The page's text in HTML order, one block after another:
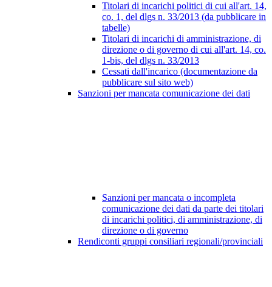
Titolari di incarichi politici di cui all'art. 14,
co. 1, del dlgs n. 33/2013 (da pubblicare in
tabelle)
Titolari di incarichi di amministrazione, di
direzione o di governo di cui all'art. 14, co.
1-bis, del dlgs n. 33/2013
Cessati dall'incarico (documentazione da
pubblicare sul sito web)
Sanzioni per mancata comunicazione dei dati
Sanzioni per mancata o incompleta
comunicazione dei dati da parte dei titolari
di incarichi politici, di amministrazione, di
direzione o di governo
Rendiconti gruppi consiliari regionali/provinciali